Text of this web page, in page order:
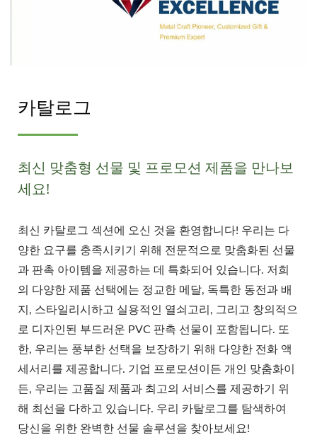
카탈로그
최신 맞춤형 선물 및 프로모션 제품을 만나보
세요!
최신 카탈로그 섹션에 오신 것을 환영합니다! 우리는 다
양한 요구를 충족시키기 위해 전문적으로 맞춤화된 선물
과 판촉 아이템을 제공하는 데 특화되어 있습니다. 저희
의 다양한 제품 선택에는 정교한 메달, 독특한 동전과 배
지, 스타일리시하고 실용적인 열쇠고리, 그리고 창의적으
로 디자인된 부드러운 PVC 판촉 선물이 포함됩니다. 또
한, 우리는 풍부한 선택을 보장하기 위해 다양한 전화 액
세서리를 제공합니다. 기업 프로모션이든 개인 맞춤화이
든, 우리는 고품질 제품과 최고의 서비스를 제공하기 위
해 최선을 다하고 있습니다. 우리 카탈로그를 탐색하여
당신을 위한 완벽한 선물 솔루션을 찾아보세요!